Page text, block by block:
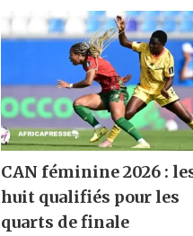
CAN féminine 2026 :
huit qualifiés pour les
quarts de finale